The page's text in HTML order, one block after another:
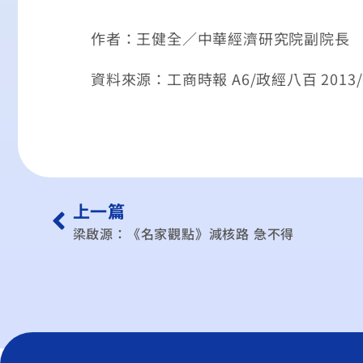
作者：王健全／中華經濟研究院副院長
資料來源：工商時報 A6/政經八百
上一篇
梁啟源：《名家觀點》減核路 急不得